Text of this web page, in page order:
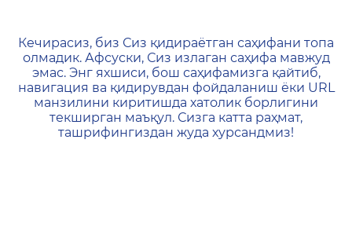
404 — Страница не
Кечирасиз, биз Сиз қидираётган саҳифани топа
олмадик. Афсуски, Сиз излаган саҳифа мавжуд
эмас. Энг яхшиси, бош саҳифамизга қайтиб,
навигация ва қидирувдан фойдаланиш ёки URL
манзилини киритишда хатолик борлигини
текширган маъқул. Сизга катта раҳмат,
ташрифингиздан жуда хурсандмиз!